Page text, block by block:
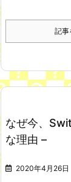
記事
なぜ今、
な理由 –
2020年4月26日